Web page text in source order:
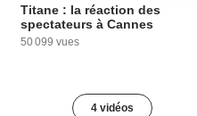
Titane : la réaction des
spectateurs à Cannes
50 099 vues
4 vidéos